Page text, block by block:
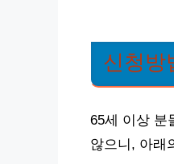
신청방
65세 이상 분
않으니, 아래